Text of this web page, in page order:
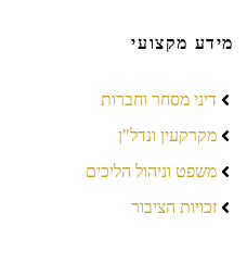
מידע מקצועי
דיני מסחר וחברות
מקרקעין ונדל"ן
משפט וניהול הליכים
זכויות הציבור